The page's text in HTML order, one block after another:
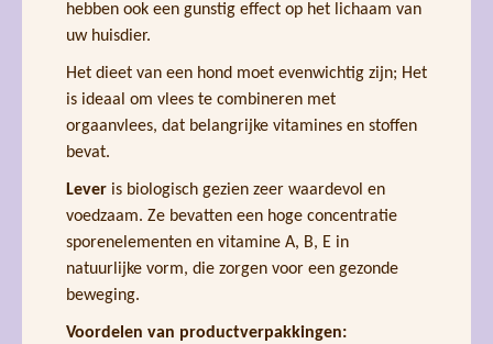
hebben ook een gunstig effect op het lichaam van
uw huisdier.
Het dieet van een hond moet evenwichtig zijn; Het
is ideaal om vlees te combineren met
orgaanvlees, dat belangrijke vitamines en stoffen
bevat.
Lever is biologisch gezien zeer waardevol en
voedzaam. Ze bevatten een hoge concentratie
sporenelementen en vitamine A, B, E in
natuurlijke vorm, die zorgen voor een gezonde
beweging.
Voordelen van productverpakkingen: